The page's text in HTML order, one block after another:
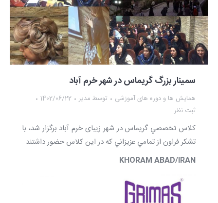
سمینار بزرگ گریماس در شهر خرم آباد
همایش ها و دوره های آموزشی توسط مدیر
1402/06/22
ثبت نظر
كلاس تخصصي گریماس در شهر زیبای خرم آباد برگزار شد، با
تشكر فراون از تمامي عزيزاني كه در اين كلاس حضور داشتند
KHORAM ABAD/IRAN